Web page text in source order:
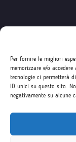
Per fornire le migliori
memorizzare e/o
tecnologie ci permetterà
ID unici su questo sito.
negativamente su alcune